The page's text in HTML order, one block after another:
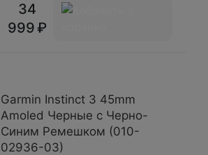
34
999
Garmin Instinct 3 45mm
Amoled Черные с Черно-
Синим Ремешком (010-
02936-03)